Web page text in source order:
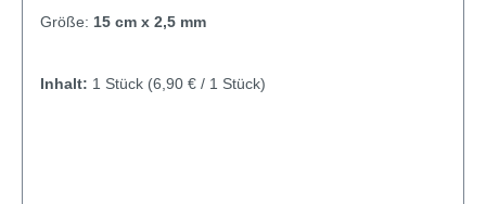
Größe: 15 cm x 2,5 mm
Inhalt: 1 Stück (6,90 € / 1 Stück)